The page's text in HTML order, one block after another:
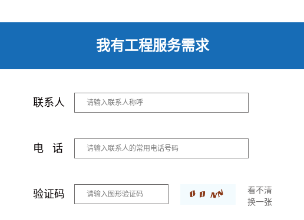
我有工程服务需求
联系人
电 话
验证码
看不清
换一张